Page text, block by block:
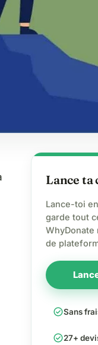
Lance ta
Lance-toi
garde tout
WhyDonate
de
check_circleSans
check_circle27+